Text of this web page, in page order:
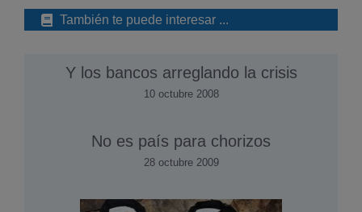
También te puede interesar ...
Y los bancos arreglando la crisis
10 octubre 2008
No es paí­s para chorizos
28 octubre 2009